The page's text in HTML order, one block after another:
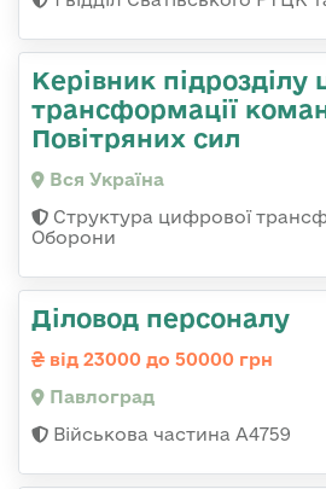
Керівник підрозділу
трансформації
Повітряних сил
Вся Україна
Структура цифрової
Оборони
Діловод персоналу
від 23000 до 50000 грн
Павлоград
Військова частина А4759